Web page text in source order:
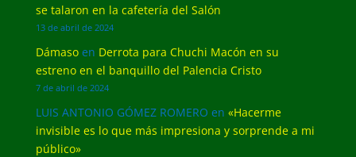
se talaron en la cafetería del Salón
13 de abril de 2024
Dámasoen Derrota para Chuchi Macón en su
estreno en el banquillo del Palencia Cristo
7 de abril de 2024
LUIS ANTONIO GÓMEZ ROMERO en «Hacerme
invisible es lo que más impresiona y sorprende a mi
público»